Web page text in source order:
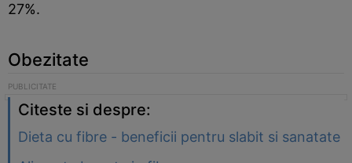
27%.
Obezitate
Citeste si despre:
Dieta cu fibre - beneficii pentru slabit si sanatate